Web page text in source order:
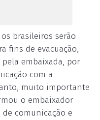
brasileiros serão
fins de evacuação,
embaixada, por
com a
muito importante
o embaixador
comunicação e